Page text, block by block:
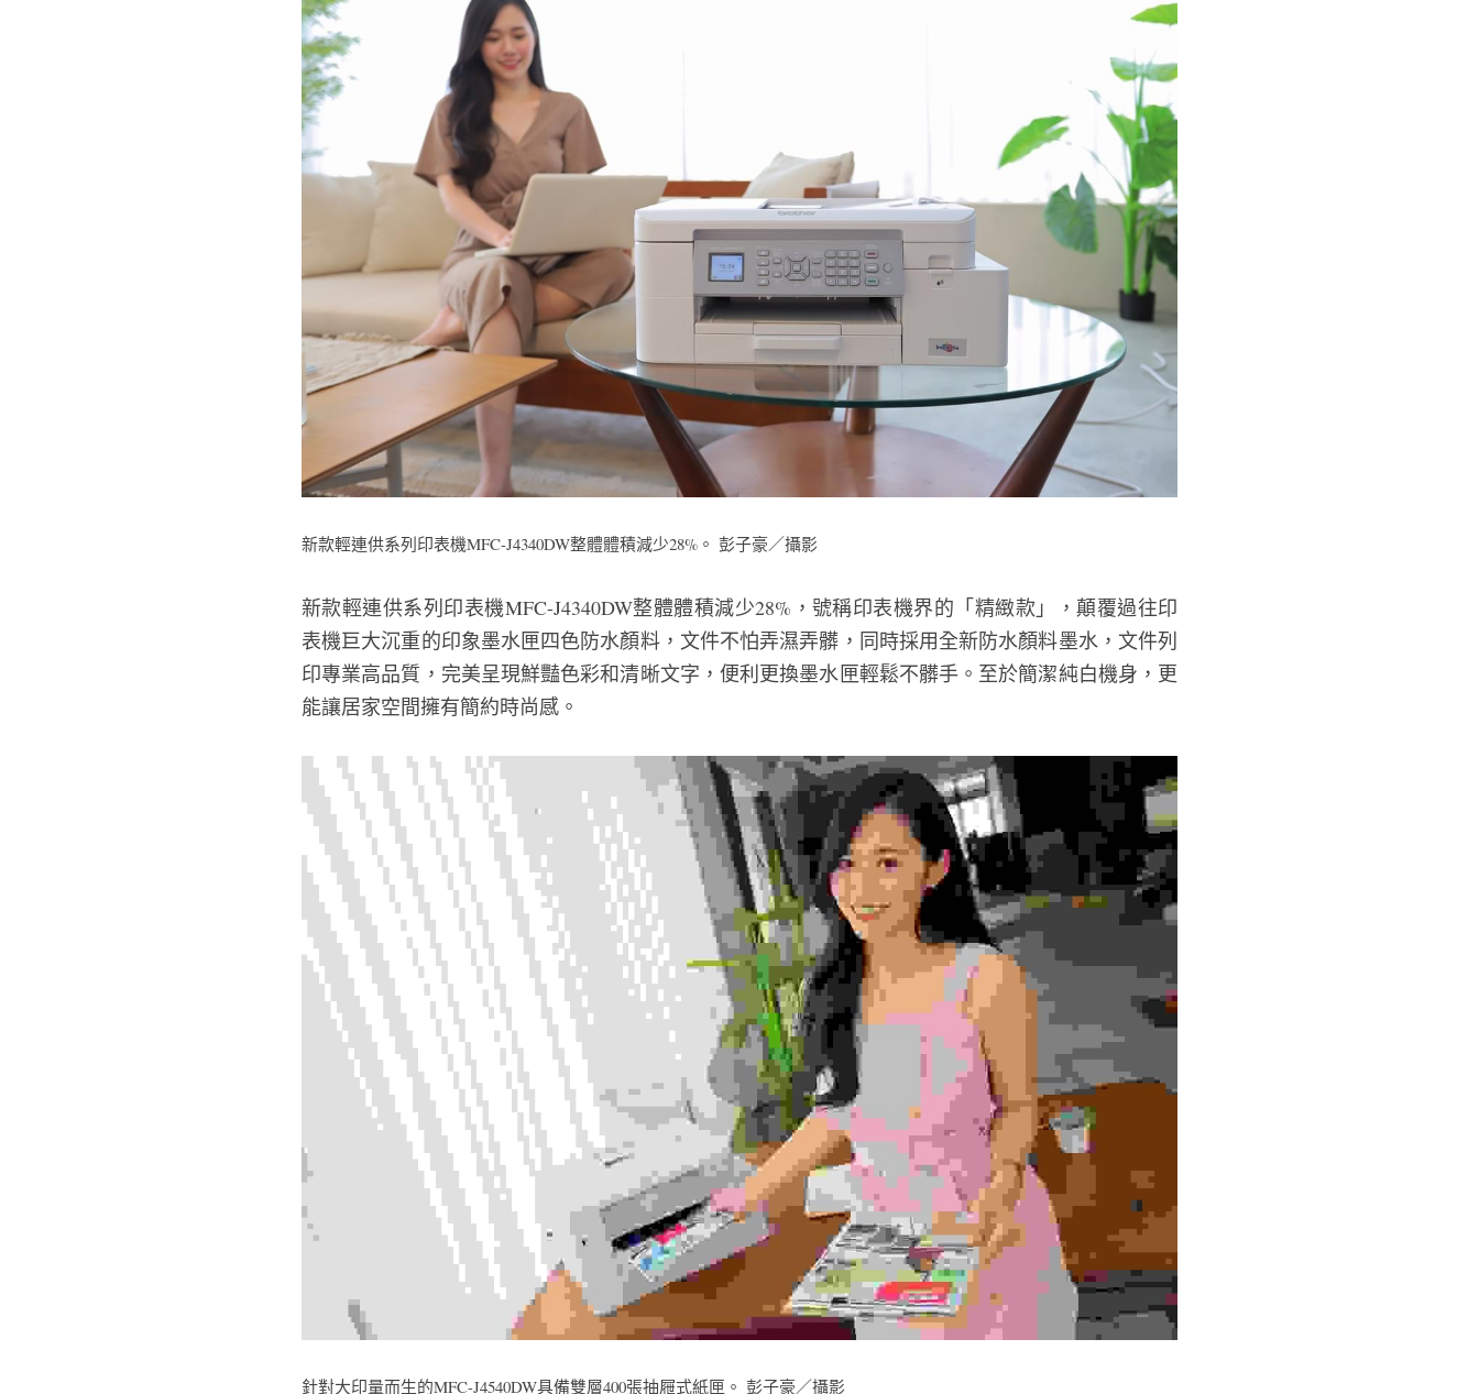
新款輕連供系列印表機MFC-J4340DW整體體積減少28%。 彭子豪／攝影
新款輕連供系列印表機MFC-J4340DW整體體積減少28%，號稱印表機界的「精緻款」，顛覆過往印
表機巨大沉重的印象墨水匣四色防水顏料，文件不怕弄濕弄髒，同時採用全新防水顏料墨水，文件列
印專業高品質，完美呈現鮮豔色彩和清晰文字，便利更換墨水匣輕鬆不髒手。至於簡潔純白機身，更
能讓居家空間擁有簡約時尚感。
針對大印量而生的MFC-J4540DW具備雙層400張抽屜式紙匣。 彭子豪／攝影